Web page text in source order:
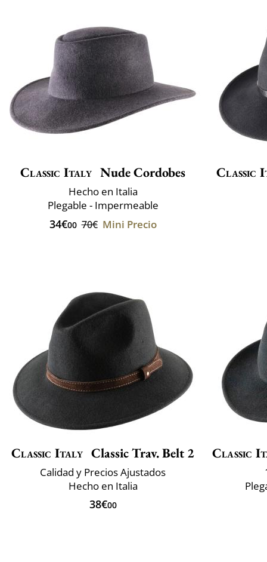
Classic Italy Nude Cordobes
Hecho en Italia
Plegable - Impermeable
34€00 70€ Mini Precio
Classic
Classic Italy Classic Trav. Belt 2
Calidad y Precios Ajustados
Hecho en Italia
38€00
Classic